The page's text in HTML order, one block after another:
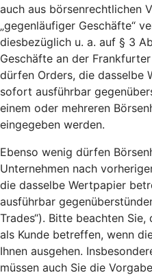
auch aus börsenrechtlichen
„gegenläufiger Geschäfte“
diesbezüglich u. a. auf § 3
Geschäfte an der
dürfen Orders, die dasselbe
sofort ausführbar
einem oder mehreren
eingegeben werden.
Ebenso wenig dürfen
Unternehmen nach
die dasselbe Wertpapier
ausführbar
Trades“). Bitte beachten
als Kunde betreffen, wenn
Ihnen ausgehen.
müssen auch Sie die